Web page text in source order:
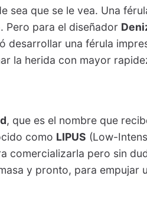
sea que se le vea. Una
Pero para el diseñador
desarrollar una férula
la herida con mayor
, que es el nombre que
como LIPUS (Low-
comercializarla pero sin
y pronto, para empujar